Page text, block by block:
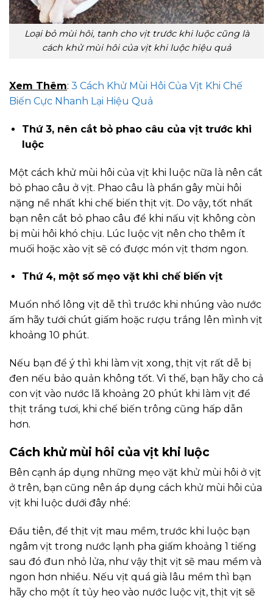
Loại bỏ mùi hôi, tanh cho vịt trước khi luộc cũng là
cách khử mùi hôi của vịt khi luộc hiệu quả
Xem Thêm: 3 Cách Khử Mùi Hôi Của Vịt Khi Chế
Biến Cực Nhanh Lại Hiệu Quả
Thứ 3, nên cắt bỏ phao câu của vịt trước khi
luộc
Một cách khử mùi hôi của vịt khi luộc nữa là nên cắt
bỏ phao câu ở vịt. Phao câu là phần gây mùi hôi
nặng nề nhất khi chế biến thịt vịt. Do vậy, tốt nhất
bạn nên cắt bỏ phao câu để khi nấu vịt không còn
bị mùi hôi khó chịu. Lúc luộc vịt nên cho thêm ít
muối hoặc xào vịt sẽ có được món vịt thơm ngon.
Thứ 4, một số mẹo vặt khi chế biến vịt
Muốn nhổ lông vịt dễ thì trước khi nhúng vào nước
ấm hãy tưới chút giấm hoặc rượu trắng lên mình vịt
khoảng 10 phút.
Nếu bạn để ý thì khi làm vịt xong, thịt vịt rất dễ bị
đen nếu bảo quản không tốt. Vì thế, bạn hãy cho cả
con vịt vào nước lã khoảng 20 phút khi làm vịt để
thịt trắng tươi, khi chế biến trông cũng hấp dẫn
hơn.
Cách khử mùi hôi của vịt khi luộc
Bên cạnh áp dụng những mẹo vặt khử mùi hôi ở vịt
ở trên, bạn cũng nên áp dụng cách khử mùi hôi của
vịt khi luộc dưới đây nhé:
Đầu tiên, để thịt vịt mau mềm, trước khi luộc bạn
ngâm vịt trong nước lạnh pha giấm khoảng 1 tiếng
sau đó đun nhỏ lửa, như vậy thịt vịt sẽ mau mềm và
ngon hơn nhiều. Nếu vịt quá già lâu mềm thì bạn
hãy cho một ít tủy heo vào nước luộc vịt, thịt vịt sẽ